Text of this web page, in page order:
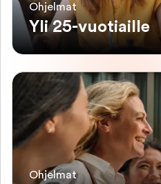
Ohjelmat
Yli 25-vuotiaille
Ohjelmat